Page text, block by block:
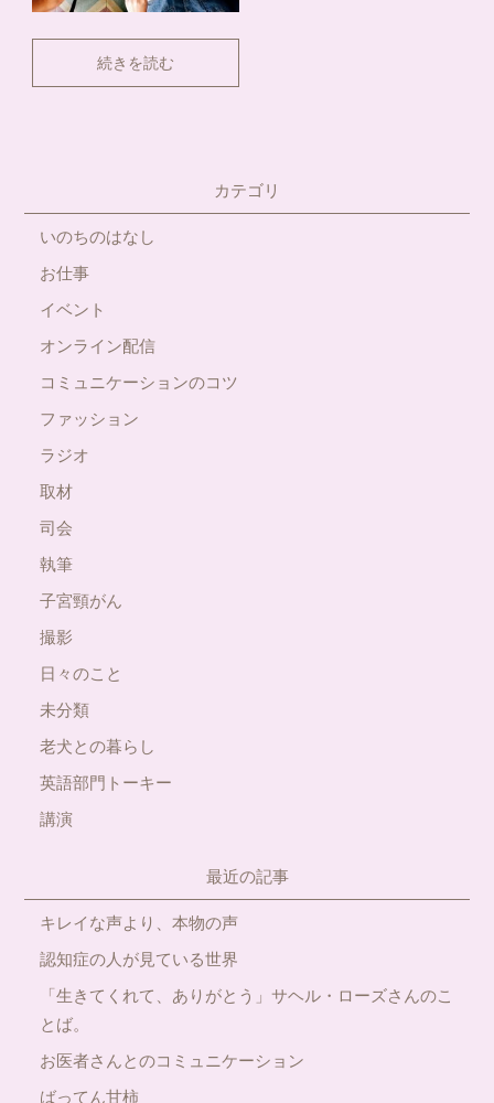
続きを読む
カテゴリ
いのちのはなし
お仕事
イベント
オンライン配信
コミュニケーションのコツ
ファッション
ラジオ
取材
司会
執筆
子宮頸がん
撮影
日々のこと
未分類
老犬との暮らし
英語部門トーキー
講演
最近の記事
キレイな声より、本物の声
認知症の人が見ている世界
「生きてくれて、ありがとう」サヘル・ローズさんのこ
とば。
お医者さんとのコミュニケーション
ばってん甘柿